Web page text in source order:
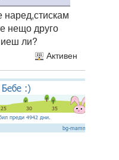
наред,стискам
нещо друго
ли?
Активен